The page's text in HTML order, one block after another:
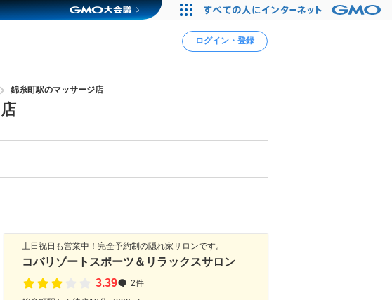
ログイン・登録
錦糸町駅のマッサージ店
土日祝日も営業中！完全予約制の隠れ家サロンです。
コバリゾートスポーツ＆リラックスサロン
3.39
2件